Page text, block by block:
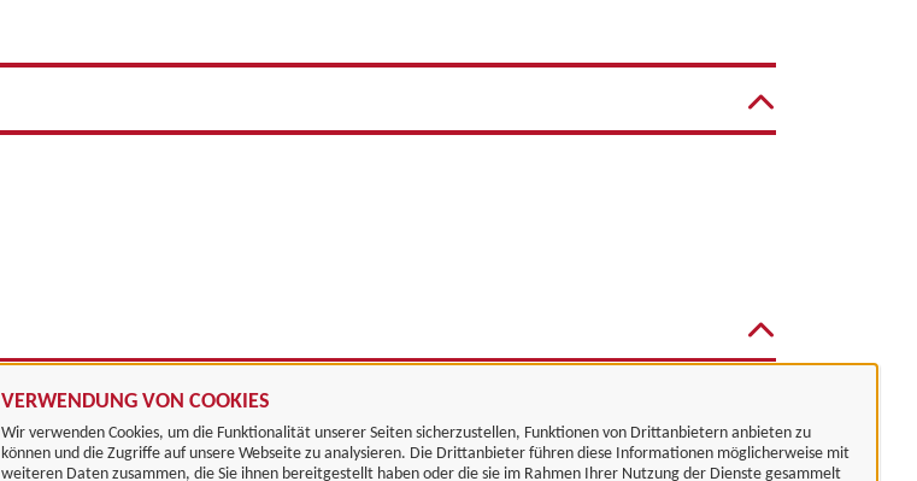
VERWENDUNG VON COOKIES
Wir verwenden Cookies, um die Funktionalität unserer Seiten sicherzustellen, Funktionen von Drittanbietern anbieten zu
können und die Zugriffe auf unsere Webseite zu analysieren. Die Drittanbieter führen diese Informationen möglicherweise mit
weiteren Daten zusammen, die Sie ihnen bereitgestellt haben oder die sie im Rahmen Ihrer Nutzung der Dienste gesammelt